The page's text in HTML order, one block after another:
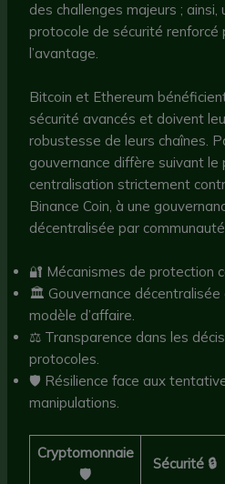
des challenges majeurs ; ainsi,
protocole de sécurité renforcé
l’avantage.
Bitcoin et Ethereum
sécurité avancés et doivent
robustesse de leurs chaînes.
gouvernance diffère suivant le
centralisation strictement
Binance Coin, à une
décentralisée par
🔐 Mécanismes de protection
🏛️ Gouvernance décentralisée
modèle d’affaire.
⚖️ Transparence dans les
protocoles.
🛡️ Résilience face aux
manipulations.
Cryptomonnaie
🛡️
Sécurité 🔒